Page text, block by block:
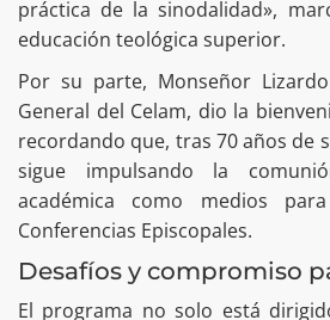
práctica de la sinodalidad»,
educación teológica superior.
Por su parte, Monseñor
General del Celam, dio la
recordando que, tras 70 años de
sigue impulsando la
académica como medios
Conferencias Episcopales.
Desafíos y compromiso
El programa no solo está